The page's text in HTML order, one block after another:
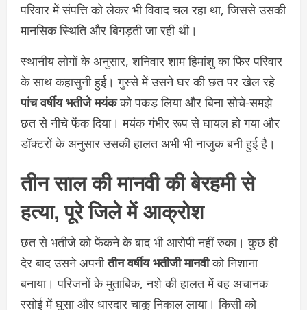
परिवार में संपत्ति को लेकर भी विवाद चल रहा था, जिससे उसकी
मानसिक स्थिति और बिगड़ती जा रही थी।
स्थानीय लोगों के अनुसार, शनिवार शाम हिमांशु का फिर परिवार
के साथ कहासुनी हुई। गुस्से में उसने घर की छत पर खेल रहे
पांच वर्षीय भतीजे मयंकको पकड़ लिया और बिना सोचे-समझे
छत से नीचे फेंक दिया। मयंक गंभीर रूप से घायल हो गया और
डॉक्टरों के अनुसार उसकी हालत अभी भी नाजुक बनी हुई है।
तीन साल की मानवी की बेरहमी से
हत्या, पूरे जिले में आक्रोश
छत से भतीजे को फेंकने के बाद भी आरोपी नहीं रुका। कुछ ही
देर बाद उसने अपनीतीन वर्षीय भतीजी मानवीको निशाना
बनाया। परिजनों के मुताबिक, नशे की हालत में वह अचानक
रसोई में घुसा और धारदार चाकू निकाल लाया। किसी को